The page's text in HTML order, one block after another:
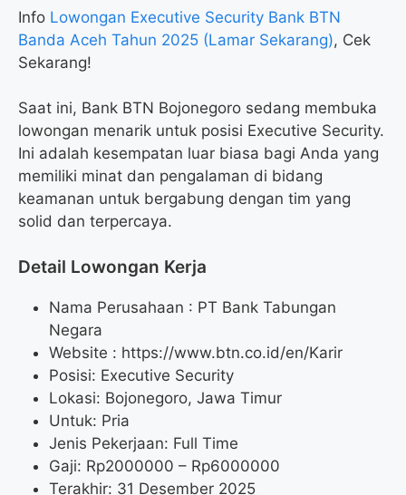
Info Lowongan Executive Security Bank BTN
Banda Aceh Tahun 2025 (Lamar Sekarang), Cek
Sekarang!
Saat ini, Bank BTN Bojonegoro sedang membuka
lowongan menarik untuk posisi Executive Security.
Ini adalah kesempatan luar biasa bagi Anda yang
memiliki minat dan pengalaman di bidang
keamanan untuk bergabung dengan tim yang
solid dan terpercaya.
Detail Lowongan Kerja
Nama Perusahaan : PT Bank Tabungan
Negara
Website : https://www.btn.co.id/en/Karir
Posisi: Executive Security
Lokasi: Bojonegoro, Jawa Timur
Untuk: Pria
Jenis Pekerjaan: Full Time
Gaji: Rp2000000 – Rp6000000
Terakhir: 31 Desember 2025